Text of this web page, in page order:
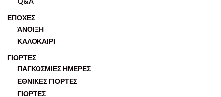
ΕΠΟΧΕΣ
ΆΝΟΙΞΗ
ΚΑΛΟΚΑΙΡΙ
ΓΙΟΡΤΕΣ
ΠΑΓΚΟΣΜΙΕΣ ΗΜΕΡΕΣ
ΕΘΝΙΚΕΣ ΓΙΟΡΤΕΣ
ΓΙΟΡΤΕΣ